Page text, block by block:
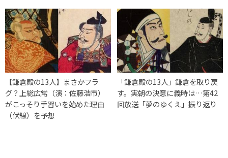
【鎌倉殿の13人】まさかフラ
グ？上総広常（演：佐藤浩市）
がこっそり手習いを始めた理由
（伏線）を予想
「鎌倉殿の13人」鎌倉を取り戻
す。実朝の決意に義時は…第42
回放送「夢のゆくえ」振り返り